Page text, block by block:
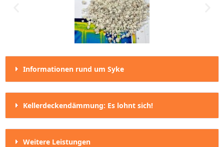
Informationen rund um Syke
Kellerdeckendämmung: Es lohnt sich!
Weitere Leistungen